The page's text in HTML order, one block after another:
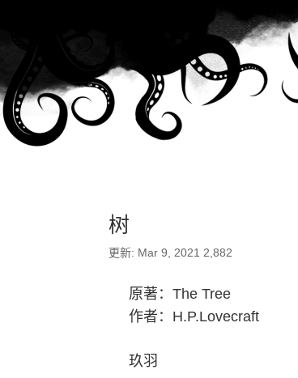
树
更新: Mar 9, 2021 2,882
原著：The Tree
作者：H.P.Lovecraft
玖羽